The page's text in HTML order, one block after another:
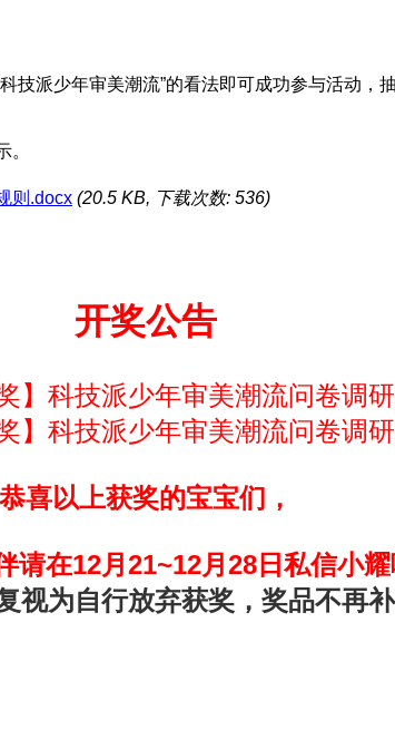
技派少年审美潮流”的看法即可成功参与活动，
则.docx (20.5 KB, 下载次数: 536)
开奖公告
恭喜以上获奖的宝宝们，
请在12月21~12月28日私信小
视为自行放弃获奖，奖品不再